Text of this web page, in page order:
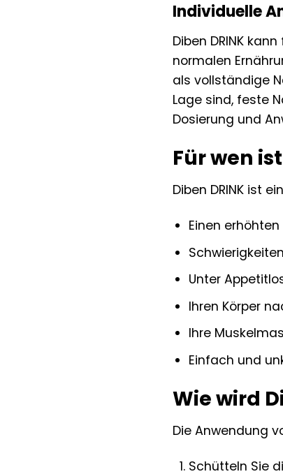
Individuelle
Diben DRINK
normalen
als vollständige
Lage sind, feste
Dosierung und
Für wen
Diben DRINK ist
Einen
Unter
Ihren Körper
Ihre
Einfach und
Wie wird
Die Anwendung
Schütteln Sie